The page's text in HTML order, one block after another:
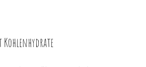
Kohlenhydrate